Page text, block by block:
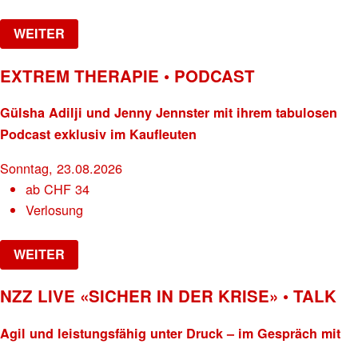
WEITER
EXTREM THERAPIE • PODCAST
Gülsha Adilji und Jenny Jennster mit ihrem tabulosen
Podcast exklusiv im Kaufleuten
Sonntag, 23.08.2026
abCHF 34
Verlosung
WEITER
NZZ LIVE «SICHER IN DER KRISE» • TALK
Agil und leistungsfähig unter Druck – im Gespräch mit